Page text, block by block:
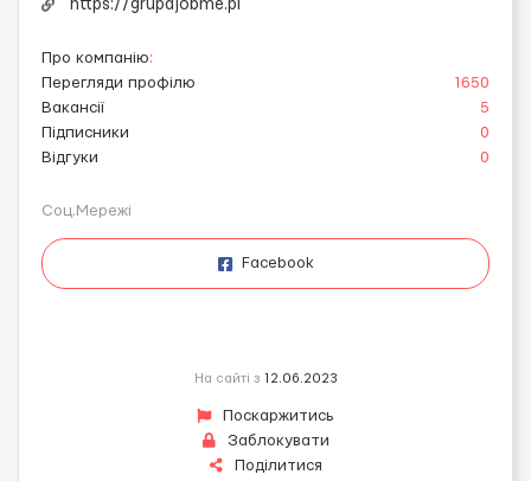
https://grupajobme.pl
Про компанію:
Перегляди профілю
1650
Вакансії
5
Підписники
0
Відгуки
0
Соц.Мережі
Facebook
На сайті з 12.06.2023
Поскаржитись
Заблокувати
Поділитися